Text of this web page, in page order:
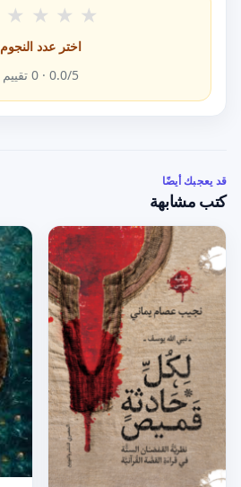
★ ★ ★ ★
اختر عدد النجوم
0.0/5 ·
0 تقييم
قد يعجبك أيضًا
كتب مشابهة